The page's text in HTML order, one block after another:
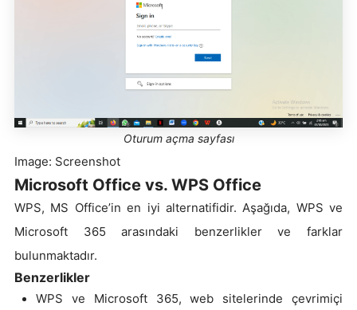
Oturum açma sayfası
Image: Screenshot
Microsoft Office vs. WPS Office
WPS, MS Office’in en iyi alternatifidir. Aşağıda, WPS ve
Microsoft 365 arasındaki benzerlikler ve farklar
bulunmaktadır.
Benzerlikler
WPS ve Microsoft 365, web sitelerinde çevrimiçi